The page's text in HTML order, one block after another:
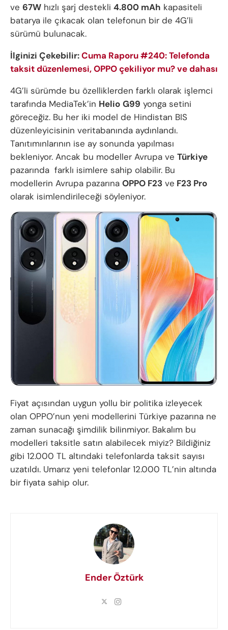
ve 67W hızlı şarj destekli 4.800 mAh kapasiteli
batarya ile çıkacak olan telefonun bir de 4G’li
sürümü bulunacak.
İlginizi Çekebilir:Cuma Raporu #240: Telefonda
taksit düzenlemesi, OPPO çekiliyor mu? ve dahası
4G’li sürümde bu özelliklerden farklı olarak işlemci
tarafında MediaTek’in Helio G99 yonga setini
göreceğiz. Bu her iki model de Hindistan BIS
düzenleyicisinin veritabanında aydınlandı.
Tanıtımınlarının ise ay sonunda yapılması
bekleniyor. Ancak bu modeller Avrupa ve Türkiye
pazarında farklı isimlere sahip olabilir. Bu
modellerin Avrupa pazarına OPPO F23 ve F23 Pro
olarak isimlendirileceği söyleniyor.
Fiyat açısından uygun yollu bir politika izleyecek
olan OPPO’nun yeni modellerini Türkiye pazarına ne
zaman sunacağı şimdilik bilinmiyor. Bakalım bu
modelleri taksitle satın alabilecek miyiz? Bildiğiniz
gibi 12.000 TL altındaki telefonlarda taksit sayısı
uzatıldı. Umarız yeni telefonlar 12.000 TL’nin altında
bir fiyata sahip olur.
Ender Öztürk